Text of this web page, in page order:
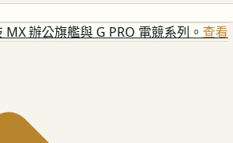
MX 辦公旗艦與 G PRO 電競系列。 查看